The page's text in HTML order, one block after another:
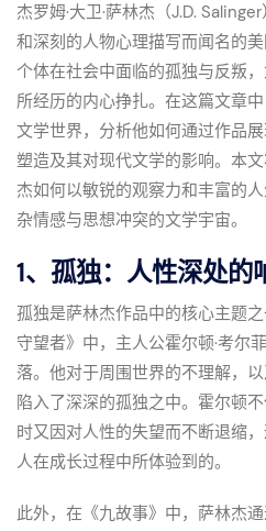
杰罗姆·大卫·萨林杰（J.D.
和深刻的人物心理描写而闻名的
个体在社会中面临的孤独与反叛
所经历的内心挣扎。在这篇文章
文学世界，分析他如何通过作品
塑造及其对现代文学的影响。本
杰如何以敏锐的观察力和丰富的
杂情感与思想冲突的文学宇宙。
1、孤独：人性深处的
孤独是萨林杰作品中的核心主题
守望者》中，主人公霍尔顿·考尔
落。他对于周围世界的不理解，
陷入了深深的孤独之中。霍尔顿
时又因对人性的失望而不断退缩
人在成长过程中所体验到的。
此外，在《九故事》中，萨林杰